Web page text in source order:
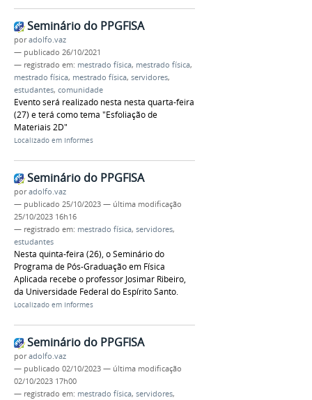
Seminário do PPGFISA
poradolfo.vaz
— publicado 26/10/2021
— registrado em: mestrado física, mestrado física,
mestrado física, mestrado física, servidores,
estudantes, comunidade
Evento será realizado nesta nesta quarta-feira
(27) e terá como tema "Esfoliação de
Materiais 2D"
Localizado em Informes
Seminário do PPGFISA
poradolfo.vaz
— publicado 25/10/2023 — última modificação
25/10/2023 16h16
— registrado em: mestrado física, servidores,
estudantes
Nesta quinta-feira (26), o Seminário do
Programa de Pós-Graduação em Física
Aplicada recebe o professor Josimar Ribeiro,
da Universidade Federal do Espírito Santo.
Localizado em Informes
Seminário do PPGFISA
poradolfo.vaz
— publicado 02/10/2023 — última modificação
02/10/2023 17h00
— registrado em: mestrado física, servidores,